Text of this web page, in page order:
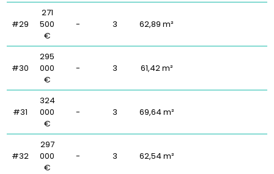
#29
271
500
€
- 3 62,89 m²
#30
295
000
€
- 3 61,42 m²
#31
324
000
€
- 3 69,64 m²
#32
297
000
€
- 3 62,54 m²